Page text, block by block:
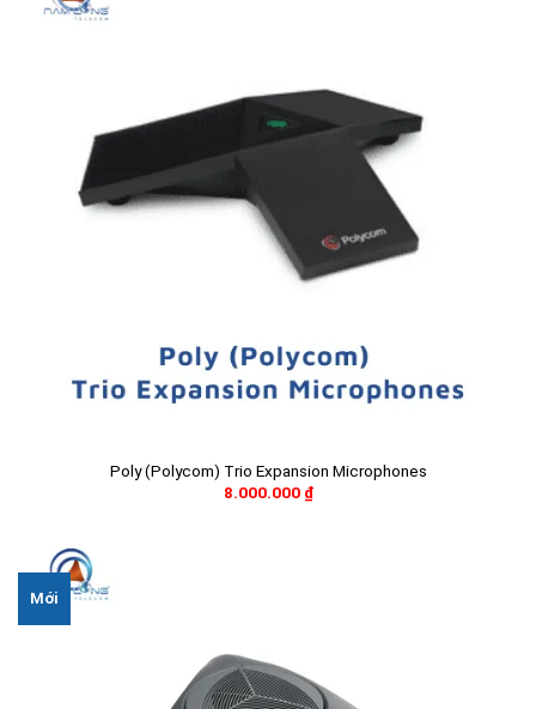
Poly (Polycom) Trio Expansion Microphones
8.000.000 ₫
Mới